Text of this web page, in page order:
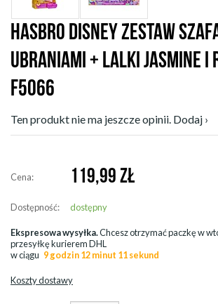
HASBRO DISNEY ZESTAW
UBRANIAMI + LALKI JASMINE I
F5066
Ten produkt nie ma jeszcze opinii. Dodaj ›
Cena: 119,99 ZŁ
Dostępność: dostępny
Ekspresowa wysyłka.Chcesz otrzymać paczkę w
przesyłkę kurierem DHL
w ciągu 9 godzin 12 minut 9 sekund
Koszty dostawy